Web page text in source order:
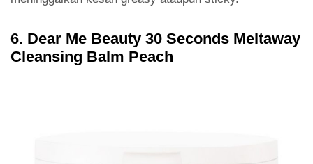
6. Dear Me Beauty 30 Seconds Meltaway
Cleansing Balm Peach